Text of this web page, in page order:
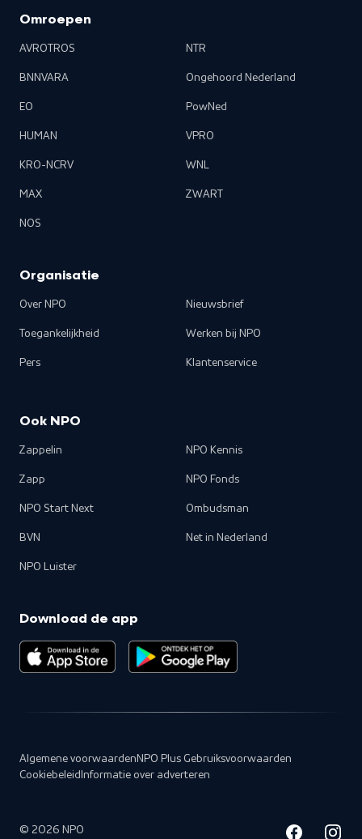
Omroepen
AVROTROS
BNNVARA
EO
HUMAN
KRO-NCRV
MAX
NOS
NTR
Ongehoord Nederland
PowNed
VPRO
WNL
ZWART
Organisatie
Over NPO
Toegankelijkheid
Pers
Nieuwsbrief
Werken bij NPO
Klantenservice
Ook NPO
Zappelin
Zapp
NPO Start Next
BVN
NPO Luister
NPO Kennis
NPO Fonds
Ombudsman
Net in Nederland
Download de app
Algemene voorwaarden NPO Plus Gebruiksvoorwaarden
Cookiebeleid Informatie over adverteren
© 2026 NPO